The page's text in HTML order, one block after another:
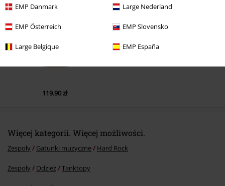
EMP Danmark Large Nederland
EMP Österreich EMP Slovensko
Large Belgique EMP España
119.90 zł
Więcej kategorii. Więcej możliwości.
Zespoły Gatunki muzyczne Hard Rock
Zespoły Odzież Tanktopy